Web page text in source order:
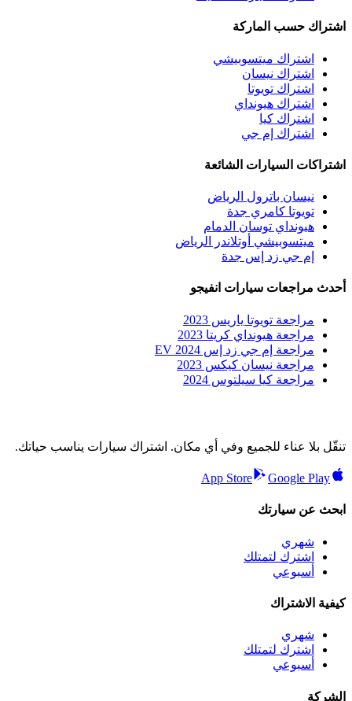
اشتراك حسب الماركة
اشتراك ميتسوبيشي
اشتراك نيسان
اشتراك تويوتا
اشتراك هيونداي
اشتراك كيا
اشتراك إم جي
اشتراكات السيارات الشائعة
نيسان باترول الرياض
تويوتا كامري جدة
هيونداي توسان الدمام
ميتسوبيشي أوتلاندر الرياض
إم جي زد إس جدة
أحدث مراجعات سيارات انفيجو
مراجعة تويوتا ياريس 2023
مراجعة هيونداي كريتا 2023
مراجعة إم جي زد إس EV 2024
مراجعة نيسان كيكس 2023
مراجعة كيا سيلتوس 2024
تنقّل بلا عناء للجميع وفي أي مكان. اشتراك سيارات يناسب حياتك.
App Store Google Play
ابحث عن سيارتك
شهري
اشترك لتمتلك
أسبوعي
كيفية الاشتراك
شهري
اشترك لتمتلك
أسبوعي
الشركة